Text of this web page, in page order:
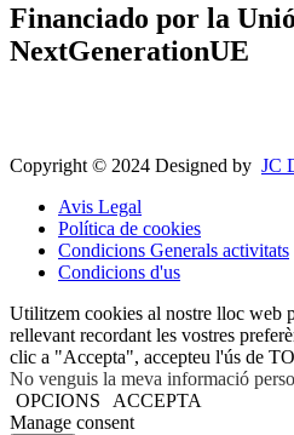
Financiado por la
NextGenerationUE
Copyright © 2024 Designed by JC
Avis Legal
Política de cookies
Condicions Generals activitats
Condicions d'us
Utilitzem cookies al nostre lloc web
rellevant recordant les vostres
clic a "Accepta", accepteu l'ús de
No venguis la meva informació
OPCIONS
ACCEPTA
Manage consent